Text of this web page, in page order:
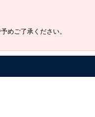
めご了承ください。